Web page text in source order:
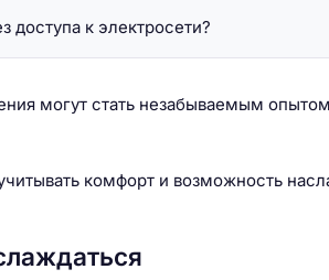
могут стать незабываемым
комфорт и возможность
доступа к электросети?